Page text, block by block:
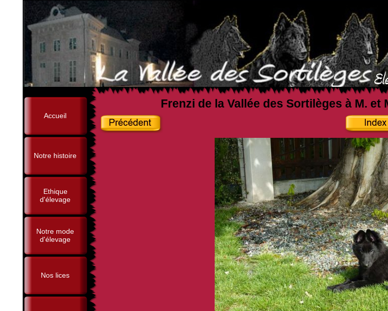
Accueil
Notre histoire
Ethique
d'élevage
Notre mode
d'élevage
Nos lices
Frenzi de la Vallée des Sortilèges à M.